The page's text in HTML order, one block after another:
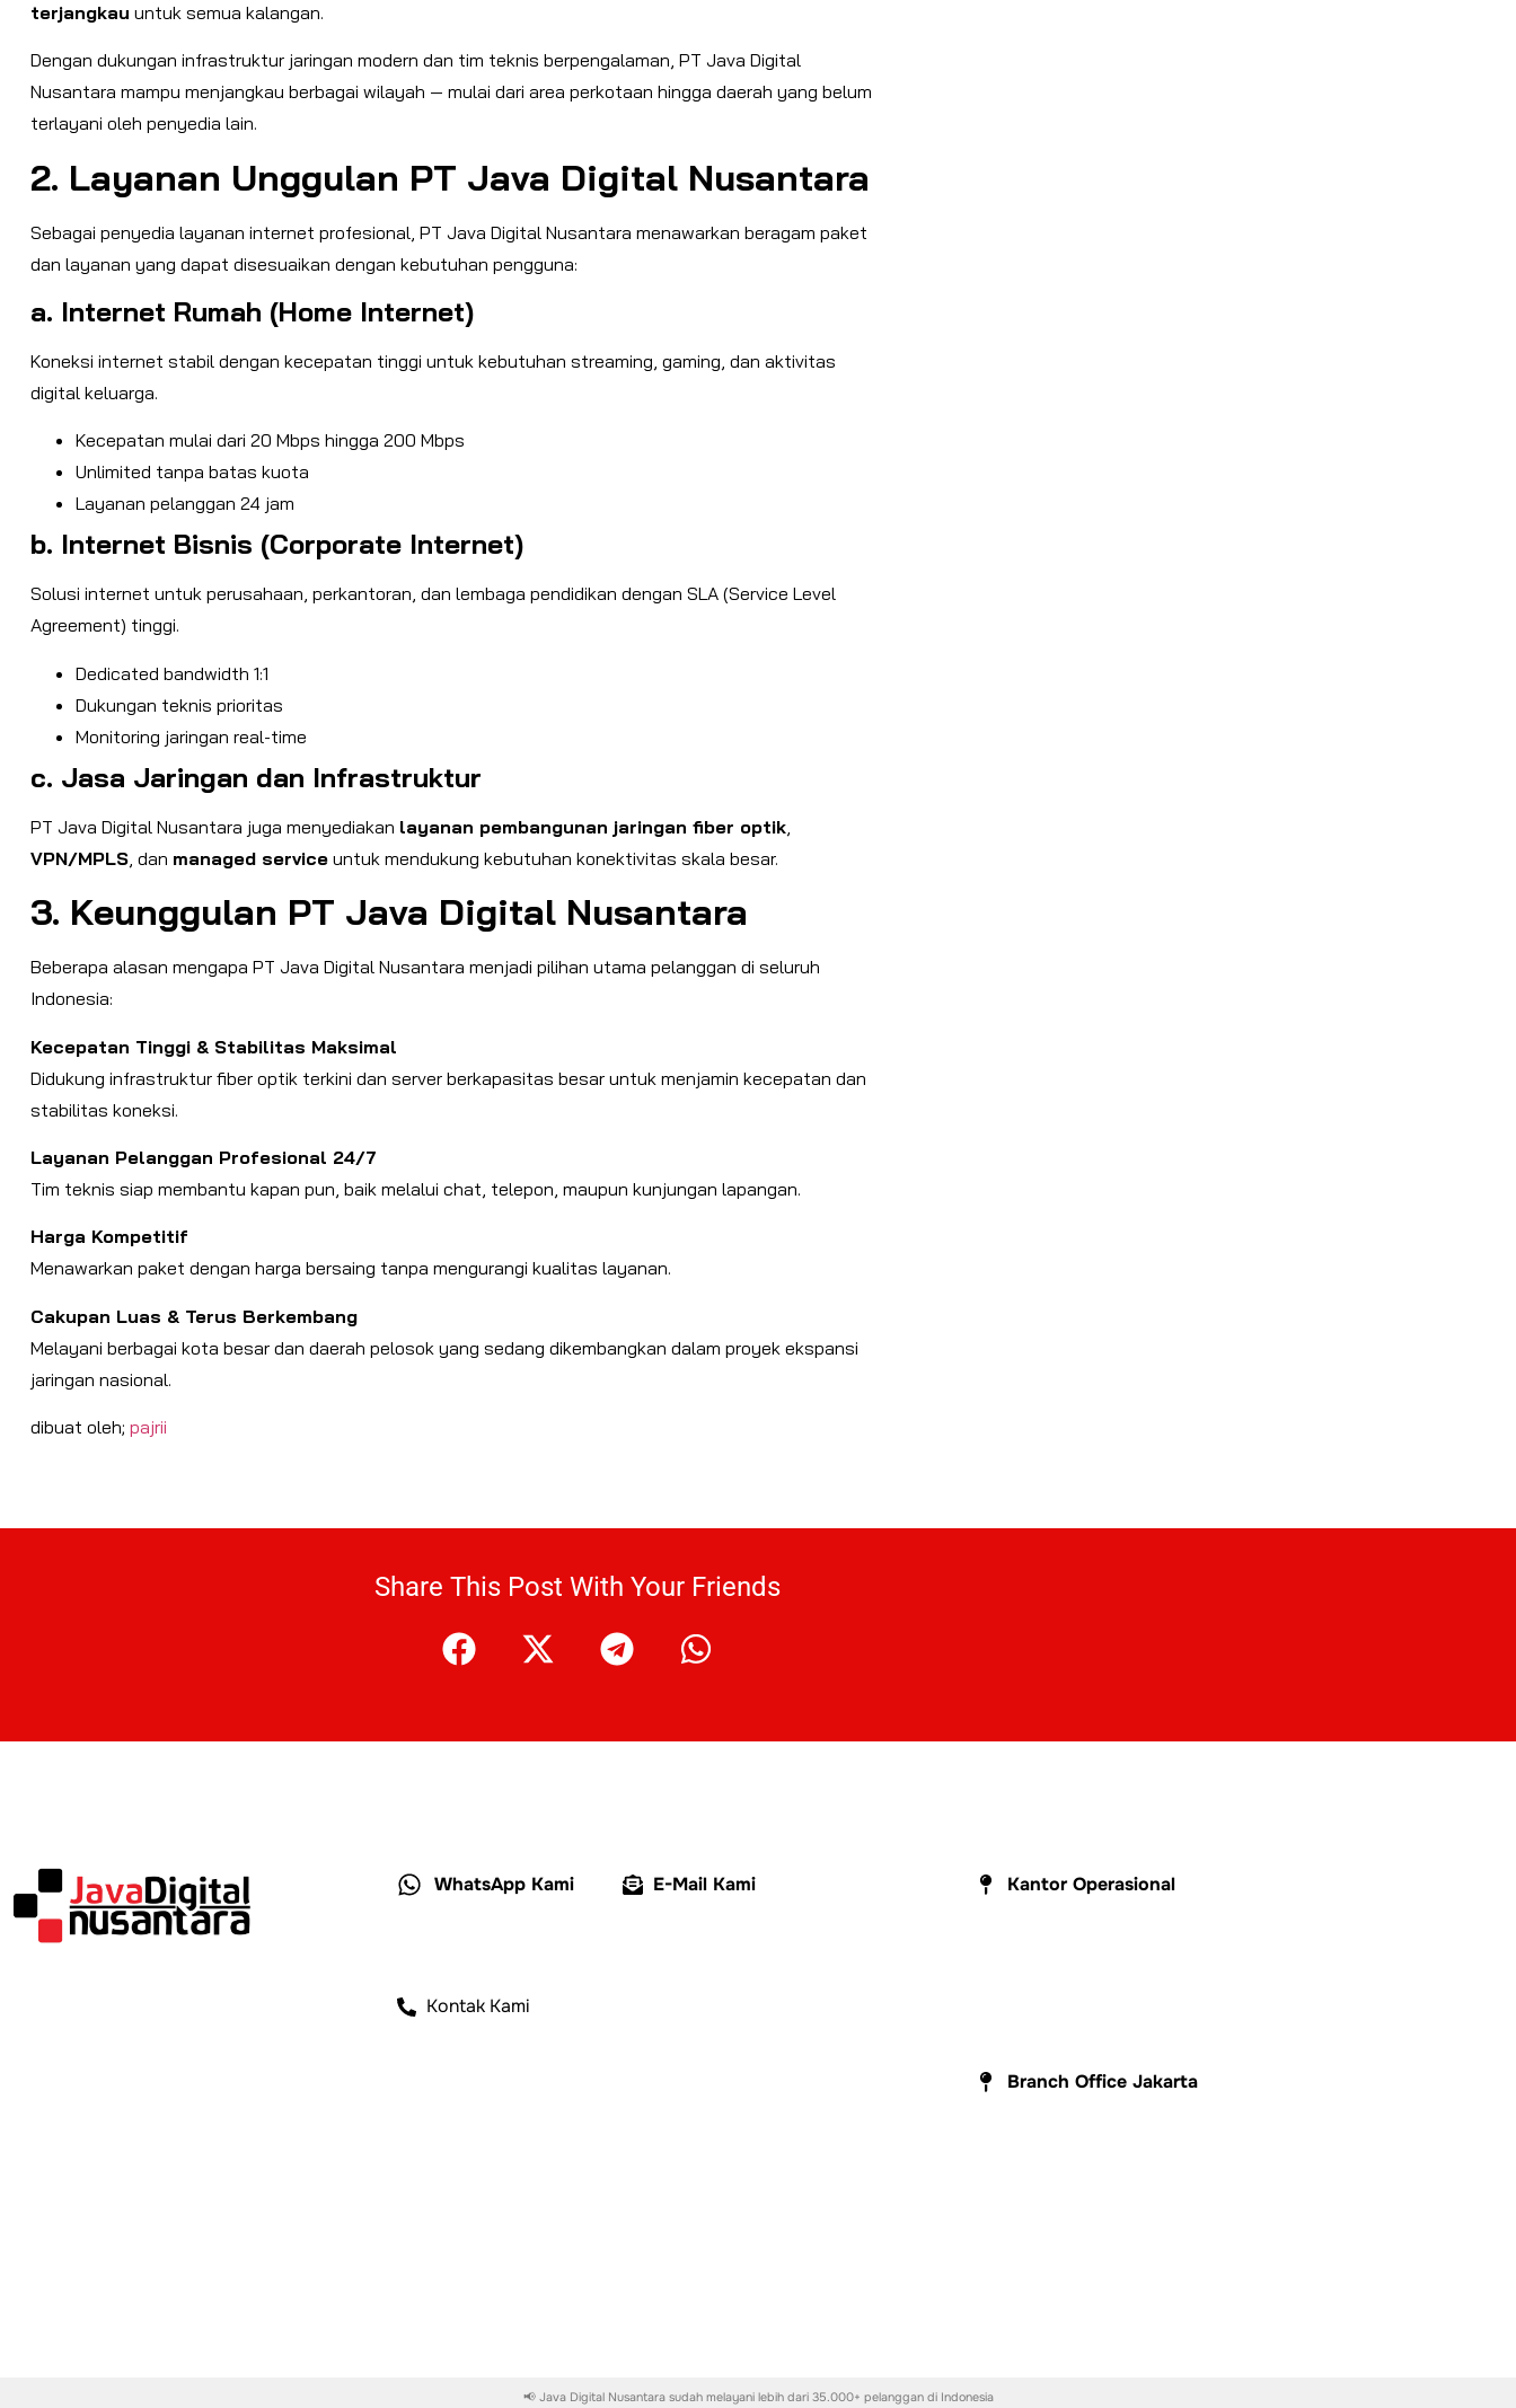
terjangkau untuk semua kalangan.
Dengan dukungan infrastruktur jaringan modern dan tim teknis berpengalaman, PT Java Digital
Nusantara mampu menjangkau berbagai wilayah — mulai dari area perkotaan hingga daerah yang belum
terlayani oleh penyedia lain.
2. Layanan Unggulan PT Java Digital Nusantara
Sebagai penyedia layanan internet profesional, PT Java Digital Nusantara menawarkan beragam paket
dan layanan yang dapat disesuaikan dengan kebutuhan pengguna:
a. Internet Rumah (Home Internet)
Koneksi internet stabil dengan kecepatan tinggi untuk kebutuhan streaming, gaming, dan aktivitas
digital keluarga.
Kecepatan mulai dari 20 Mbps hingga 200 Mbps
Unlimited tanpa batas kuota
Layanan pelanggan 24 jam
b. Internet Bisnis (Corporate Internet)
Solusi internet untuk perusahaan, perkantoran, dan lembaga pendidikan dengan SLA (Service Level
Agreement) tinggi.
Dedicated bandwidth 1:1
Dukungan teknis prioritas
Monitoring jaringan real-time
c. Jasa Jaringan dan Infrastruktur
PT Java Digital Nusantara juga menyediakan layanan pembangunan jaringan fiber optik,
VPN/MPLS, dan managed serviceuntuk mendukung kebutuhan konektivitas skala besar.
3. Keunggulan PT Java Digital Nusantara
Beberapa alasan mengapa PT Java Digital Nusantara menjadi pilihan utama pelanggan di seluruh
Indonesia:
Kecepatan Tinggi & Stabilitas Maksimal
Didukung infrastruktur fiber optik terkini dan server berkapasitas besar untuk menjamin kecepatan dan
stabilitas koneksi.
Layanan Pelanggan Profesional 24/7
Tim teknis siap membantu kapan pun, baik melalui chat, telepon, maupun kunjungan lapangan.
Harga Kompetitif
Menawarkan paket dengan harga bersaing tanpa mengurangi kualitas layanan.
Cakupan Luas & Terus Berkembang
Melayani berbagai kota besar dan daerah pelosok yang sedang dikembangkan dalam proyek ekspansi
jaringan nasional.
dibuat oleh; pajrii
Share This Post With Your Friends
WhatsApp Kami
Kontak Kami
E-Mail Kami Kantor Operasional
Branch Office Jakarta
📢 Java Digital Nusantara sudah melayani lebih dari 35.000+ pelanggan di Indonesia